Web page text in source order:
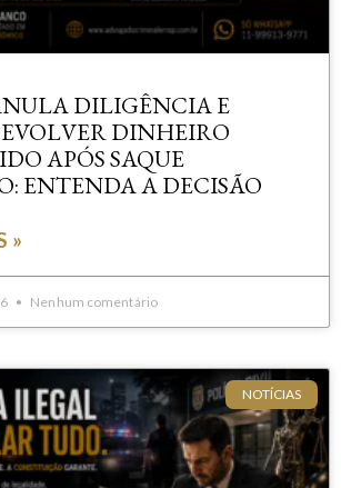
DILIGÊNCIA E
DINHEIRO
APÓS SAQUE
ENTENDA A DECISÃO
»
Nenhum comentário
NOTÍCIAS